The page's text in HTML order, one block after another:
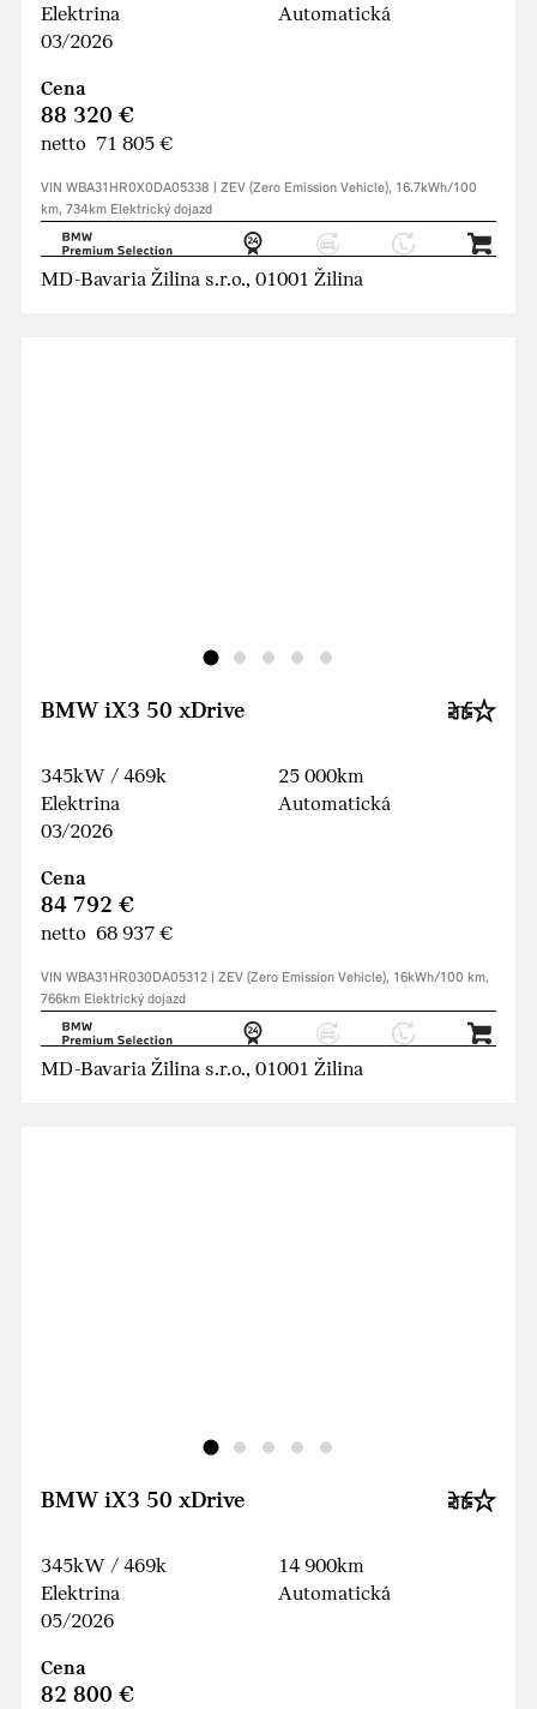
Elektrina
03/2026
Automatická
Cena
88 320 €
netto 71 805 €
VIN WBA31HR0X0DA05338 | ZEV (Zero Emission Vehicle), 16.7kWh/100
km, 734km Elektrický dojazd
MD-Bavaria Žilina s.r.o., 01001 Žilina
BMW iX3 50 xDrive
345kW / 469k
Elektrina
03/2026
25 000km
Automatická
Cena
84 792 €
netto 68 937 €
VIN WBA31HR030DA05312 | ZEV (Zero Emission Vehicle), 16kWh/100 km,
766km Elektrický dojazd
MD-Bavaria Žilina s.r.o., 01001 Žilina
BMW iX3 50 xDrive
345kW / 469k
Elektrina
05/2026
14 900km
Automatická
Cena
82 800 €